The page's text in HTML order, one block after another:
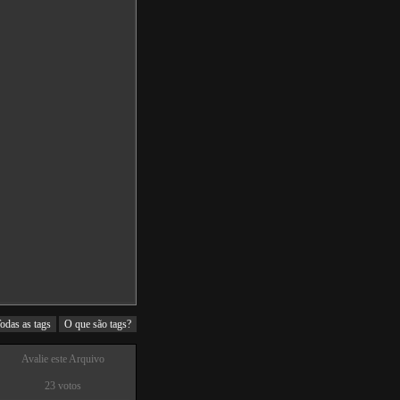
as tags O que são tags?
Avalie este Arquivo
23 votos